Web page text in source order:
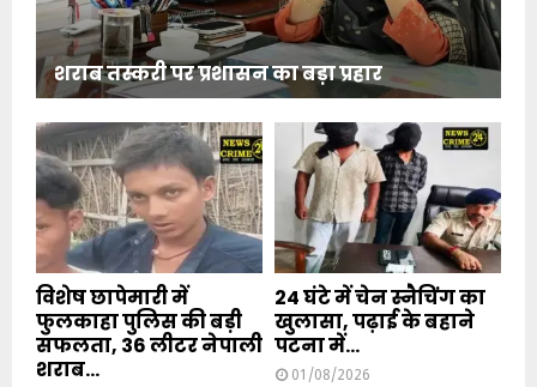
शराब तस्करी पर प्रशासन का बड़ा प्रहार
विशेष छापेमारी में
फुलकाहा पुलिस की बड़ी
सफलता, 36 लीटर नेपाली
शराब...
24 घंटे में चेन स्नैचिंग का
खुलासा, पढ़ाई के बहाने
पटना में...
01/08/2026